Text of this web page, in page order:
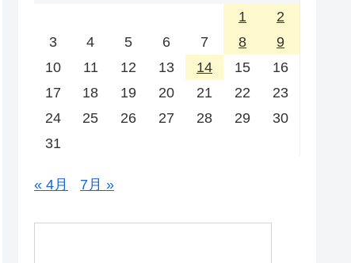
1
2
3
4 5 6 7 8
9
10
11 12 13 14 15
16
17
18 19 20 21 22
23
24
25 26 27 28 29
30
31
« 4月 7月 »